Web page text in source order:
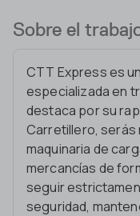
Sobre el
CTT Express es
especializada en
destaca por su
Carretillero,
maquinaria de
mercancías de
seguir
seguridad,